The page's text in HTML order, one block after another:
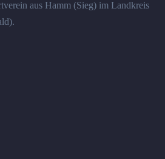
aus Hamm (Sieg) im Landkreis